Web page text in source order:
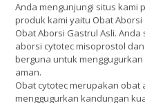
Anda mengunjungi situs kami
produk kami yaitu Obat Aborsi
Obat Aborsi Gastrul Asli.
aborsi cytotec misoprostol
berguna untuk
aman.
Obat cytotec merupakan
menggugurkan kandungan